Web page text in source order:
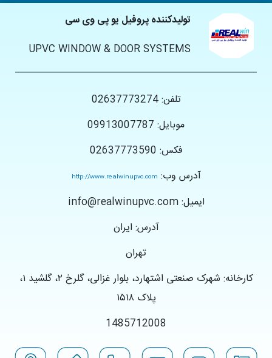
تولیدکننده پروفیل یو پی وی سی
UPVC WINDOW & DOOR SYSTEMS
تلفن: 02637773274
موبایل: 09913007787
فکس: 02637773590
آدرس وب: http://www.realwinupvc.com
ایمیل: info@realwinupvc.com
آدرس: ایران
تهران
کارخانه: شهرک صنعتی اشتهارد، بلوار غزالی، گلرخ ۲، گلشید ۱،
پلاک ۱۵۱۸
1485712008